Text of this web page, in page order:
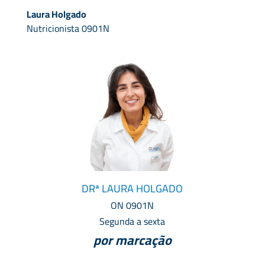
Laura Holgado
Nutricionista 0901N
DRª LAURA HOLGADO
ON 0901N
Segunda a sexta
por marcação